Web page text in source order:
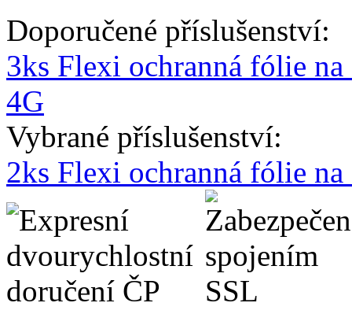
Doporučené příslušenství:
3ks Flexi ochranná fólie
4G
Vybrané příslušenství:
2ks Flexi ochranná fólie